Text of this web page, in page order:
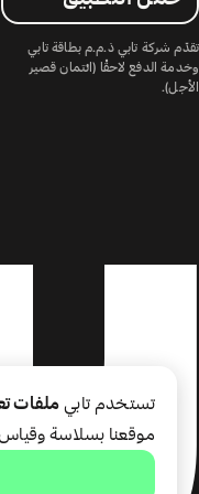
تقدّم شركة تابي ذ.م.م بطاقة تابي
وخدمة الدفع لاحقًا (ائتمان قصير
الأجل).
تستخدم تابي ملفات
موقعنا بسلاسة وقياس